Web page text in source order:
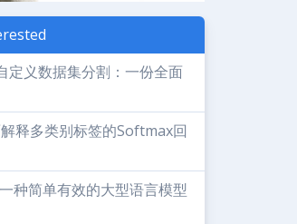
定义数据集分割：一份全面
释多类别标签的Softmax回
种简单有效的大型语言模型